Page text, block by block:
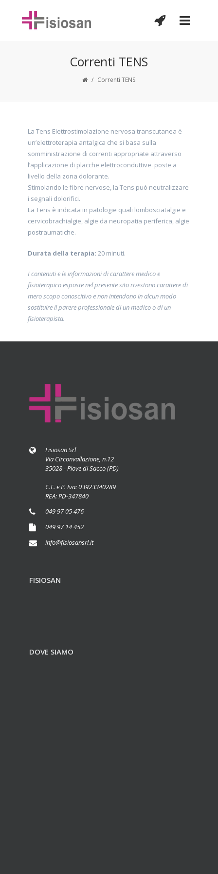
Correnti TENS
/ Correnti TENS
La Tens Elettrostimolazione nervosa transcutanea è
un’elettroterapia antalgica che si basa sulla
somministrazione di correnti appropriate attraverso
l’applicazione di placche elettroconduttive. poste a
livello della zona dolorante.
Stimolando le fibre nervose, la Tens può neutralizzare
i segnali dolorifici.
La Tens è indicata in patologie quali lombosciatalgie e
cervicobrachialgie, algie da neuropatia periferica, algie
postraumatiche.
Durata della terapia: 20 minuti.
I contenuti e le informazioni di carattere medico e
fisioterapico esposte nel presente sito rivestono carattere di
mero scopo conoscitivo e non intendono in alcun modo
sostituire il parere professionale di un medico o di un
fisioterapista.
Fisiosan Srl
Via Circonvallazione, n.12
35028 - Piove di Sacco (PD)
C.F. e P. Iva: 03923340289
REA: PD-347840
049 97 05 476
049 97 14 452
info@fisiosansrl.it
FISIOSAN
DOVE SIAMO